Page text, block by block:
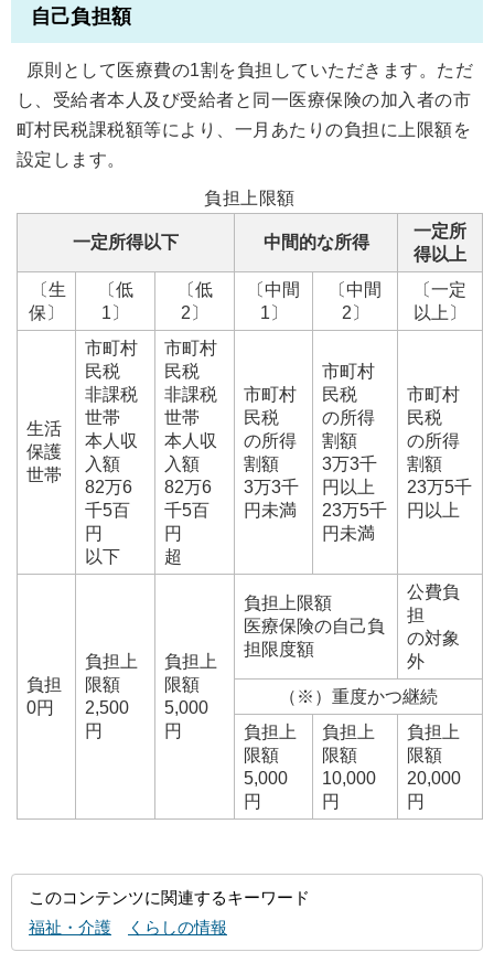
自己負担額
原則として医療費の1割を負担していただきます。ただ
し、受給者本人及び受給者と同一医療保険の加入者の市
町村民税課税額等により、一月あたりの負担に上限額を
設定します。
負担上限額
一定所得以下 中間的な所得
一定所
得以上
〔生
保〕
〔低
1〕
〔低
2〕
〔中間
1〕
〔中間
2〕
〔一定
以上〕
生活
保護
世帯
市町村
民税
非課税
世帯
本人収
入額
82万6
千5百
円
以下
市町村
民税
非課税
世帯
本人収
入額
82万6
千5百
円
超
市町村
民税
の所得
割額
3万3千
円未満
市町村
民税
の所得
割額
3万3千
円以上
23万5千
円未満
市町村
民税
の所得
割額
23万5千
円以上
負担
0円
負担上
限額
2,500
円
負担上
限額
5,000
円
負担上限額
医療保険の自己負
担限度額
公費負
担
の対象
外
（※）重度かつ継続
負担上
限額
5,000
円
負担上
限額
10,000
円
負担上
限額
20,000
円
このコンテンツに関連するキーワード
福祉・介護
くらしの情報